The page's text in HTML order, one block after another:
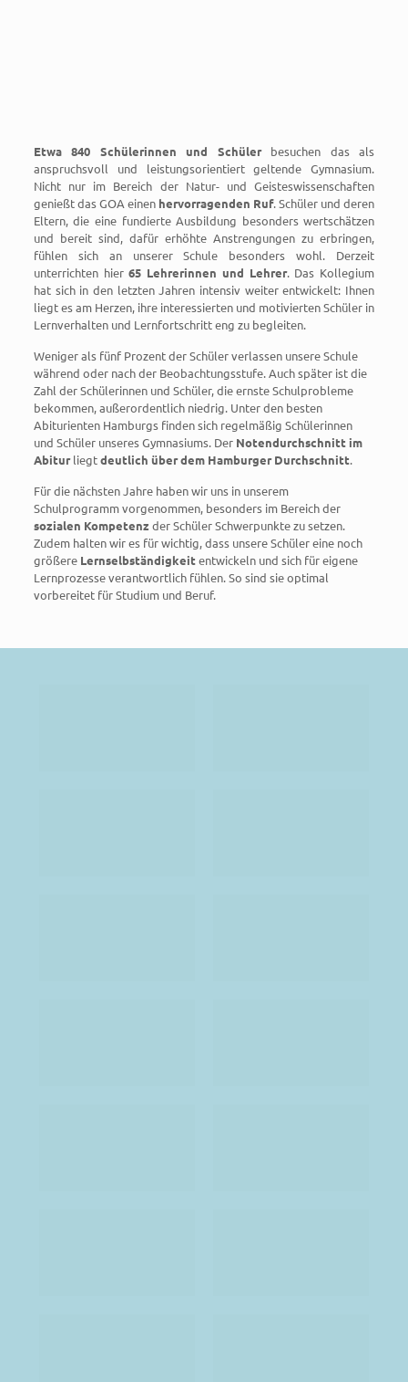
Etwa 840 Schülerinnen und Schülerbesuchen das als
anspruchsvoll und leistungsorientiert geltende Gymnasium.
Nicht nur im Bereich der Natur- und Geisteswissenschaften
genießt das GOA einen hervorragenden Ruf. Schüler und deren
Eltern, die eine fundierte Ausbildung besonders wertschätzen
und bereit sind, dafür erhöhte Anstrengungen zu erbringen,
fühlen sich an unserer Schule besonders wohl. Derzeit
unterrichten hier65 Lehrerinnen und Lehrer. Das Kollegium
hat sich in den letzten Jahren intensiv weiter entwickelt: Ihnen
liegt es am Herzen, ihre interessierten und motivierten Schüler in
Lernverhalten und Lernfortschritt eng zu begleiten.
Weniger als fünf Prozent der Schüler verlassen unsere Schule
während oder nach der Beobachtungsstufe. Auch später ist die
Zahl der Schülerinnen und Schüler, die ernste Schulprobleme
bekommen, außerordentlich niedrig. Unter den besten
Abiturienten Hamburgs finden sich regelmäßig Schülerinnen
und Schüler unseres Gymnasiums. Der Notendurchschnitt im
Abiturliegtdeutlich über dem Hamburger Durchschnitt.
Für die nächsten Jahre haben wir uns in unserem
Schulprogramm vorgenommen, besonders im Bereich der
sozialen Kompetenz der Schüler Schwerpunkte zu setzen.
Zudem halten wir es für wichtig, dass unsere Schüler eine noch
größere Lernselbständigkeitentwickeln und sich für eigene
Lernprozesse verantwortlich fühlen. So sind sie optimal
vorbereitet für Studium und Beruf.